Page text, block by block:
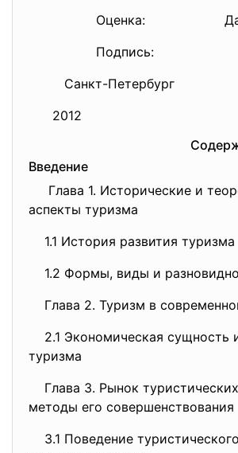
Оценка:
Подпись:
Санкт-Петербург
2012
Введение
Глава 1. Исторические и
аспекты туризма
1.1 История развития туризма
1.2 Формы, виды и
Глава 2. Туризм в
2.1 Экономическая сущность
туризма
Глава 3. Рынок
методы его совершенствования
3.1 Поведение